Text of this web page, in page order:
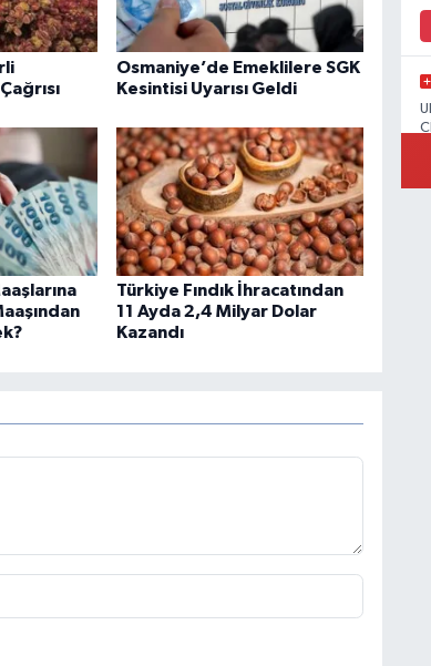
Osmaniye’de Emeklilere SGK
Kesintisi Uyarısı Geldi
Türkiye Fındık İhracatından
11 Ayda 2,4 Milyar Dolar
Kazandı